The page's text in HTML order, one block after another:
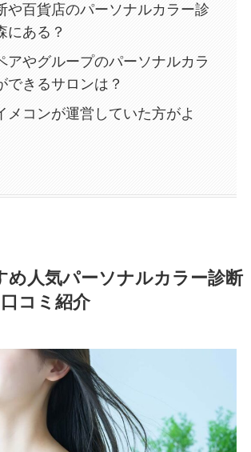
や百貨店のパーソナルカラー診
にある？
アやグループのパーソナルカラ
できるサロンは？
メコンが運営していた方がよ
め人気パーソナルカラー診断
コミ紹介